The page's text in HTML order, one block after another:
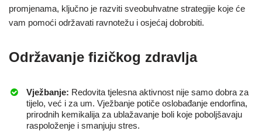
promjenama, ključno je razviti sveobuhvatne strategije koje će
vam pomoći održavati ravnotežu i osjećaj dobrobiti.
Održavanje fizičkog zdravlja
Vježbanje: Redovita tjelesna aktivnost nije samo dobra za
tijelo, već i za um. Vježbanje potiče oslobađanje endorfina,
prirodnih kemikalija za ublažavanje boli koje poboljšavaju
raspoloženje i smanjuju stres.